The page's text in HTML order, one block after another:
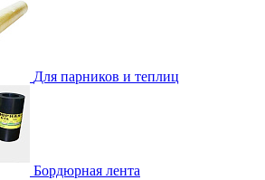
Для парников и теплиц
Бордюрная лента